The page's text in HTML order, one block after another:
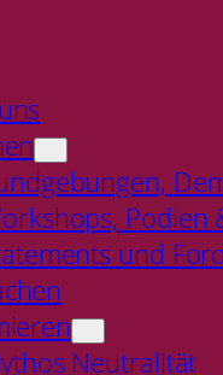
Podien
und
Neutralität